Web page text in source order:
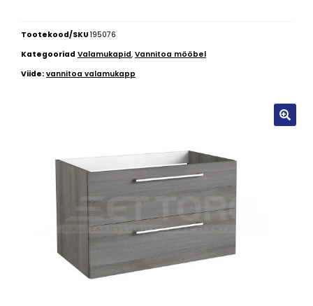
Tootekood/SKU 195076
Kategooriad Valamukapid, Vannitoa mööbel
Viide: vannitoa valamukapp